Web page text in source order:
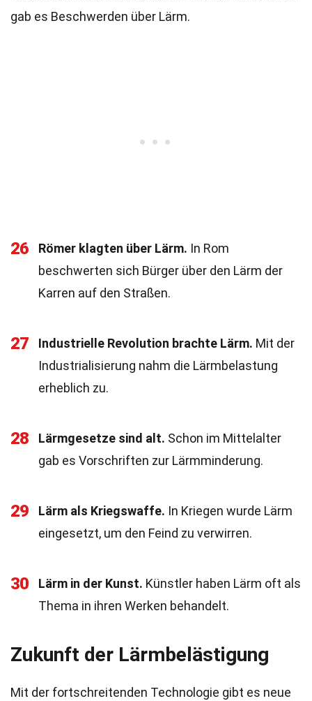
gab es Beschwerden über Lärm.
26 Römer klagten über Lärm. In Rom
beschwerten sich Bürger über den Lärm der
Karren auf den Straßen.
27 Industrielle Revolution brachte Lärm. Mit der
Industrialisierung nahm die Lärmbelastung
erheblich zu.
28 Lärmgesetze sind alt. Schon im Mittelalter
gab es Vorschriften zur Lärmminderung.
29 Lärm als Kriegswaffe. In Kriegen wurde Lärm
eingesetzt, um den Feind zu verwirren.
30 Lärm in der Kunst. Künstler haben Lärm oft als
Thema in ihren Werken behandelt.
Zukunft der Lärmbelästigung
Mit der fortschreitenden Technologie gibt es neue